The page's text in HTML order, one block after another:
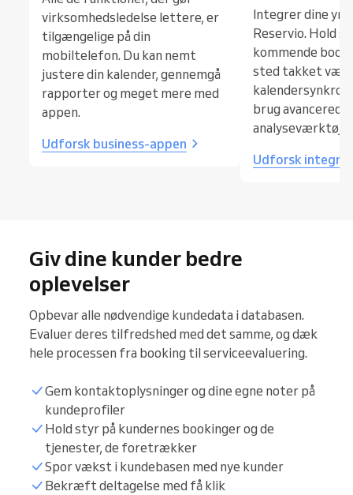
virksomhedsledelse lettere, er
tilgængelige på din
mobiltelefon. Du kan nemt
justere din kalender, gennemgå
rapporter og meget mere med
appen.
Udforsk business-appen
Integrer dine
Reservio. Hold
kommende
sted takket
brug avancerede
Udforsk
Giv dine kunder bedre
oplevelser
Opbevar alle nødvendige kundedata i databasen.
Evaluer deres tilfredshed med det samme, og dæk
hele processen fra booking til serviceevaluering.
Gem kontaktoplysninger og dine egne noter på
kundeprofiler
Hold styr på kundernes bookinger og de
tjenester, de foretrækker
Spor vækst i kundebasen med nye kunder
Bekræft deltagelse med få klik